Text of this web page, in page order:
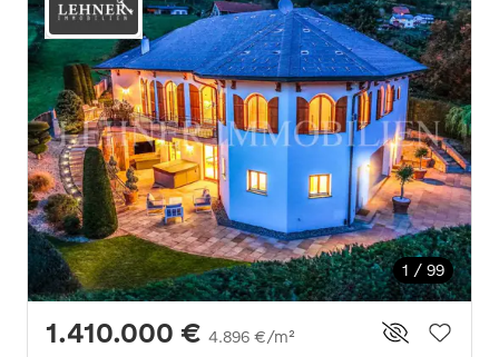
1 / 99
1.410.000 € 4.896 €/m²